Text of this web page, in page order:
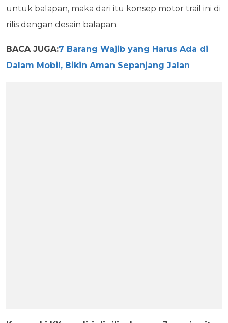
untuk balapan, maka dari itu konsep motor trail ini di
rilis dengan desain balapan.
BACA JUGA:7 Barang Wajib yang Harus Ada di
Dalam Mobil, Bikin Aman Sepanjang Jalan